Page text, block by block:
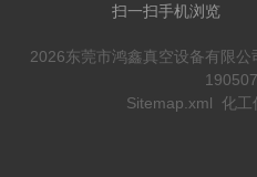
扫一扫手机浏览
2026东莞市鸿鑫真空设备有限
Sitemap.xml 化工